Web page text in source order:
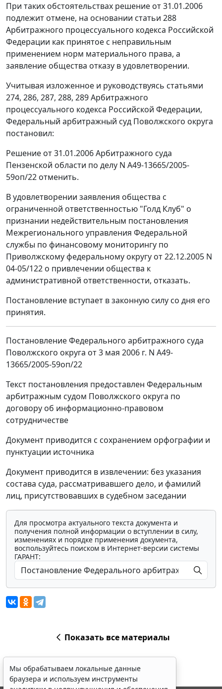
При таких обстоятельствах решение от 31.01.2006
подлежит отмене, на основании статьи 288
Арбитражного процессуального кодекса Российской
Федерации как принятое с неправильным
применением норм материального права, а
заявление общества отказу в удовлетворении.
Учитывая изложенное и руководствуясь статьями
274, 286, 287, 288, 289 Арбитражного
процессуального кодекса Российской Федерации,
Федеральный арбитражный суд Поволжского округа
постановил:
Решение от 31.01.2006 Арбитражного суда
Пензенской области по делу N А49-13665/2005-
59оп/22 отменить.
В удовлетворении заявления общества с
ограниченной ответственностью "Голд Клуб" о
признании недействительным постановления
Межрегионального управления Федеральной
службы по финансовому мониторингу по
Приволжскому федеральному округу от 22.12.2005 N
04-05/122 о привлечении общества к
административной ответственности, отказать.
Постановление вступает в законную силу со дня его
принятия.
Постановление Федерального арбитражного суда
Поволжского округа от 3 мая 2006 г. N А49-
13665/2005-59оп/22
Текст постановления предоставлен Федеральным
арбитражным судом Поволжского округа по
договору об информационно-правовом
сотрудничестве
Документ приводится с сохранением орфографии и
пунктуации источника
Документ приводится в извлечении: без указания
состава суда, рассматривавшего дело, и фамилий
лиц, присутствовавших в судебном заседании
Для просмотра актуального текста документа и
получения полной информации о вступлении в силу,
изменениях и порядке применения документа,
воспользуйтесь поиском в Интернет-версии системы
ГАРАНТ:
Показать все материалы
Мы обрабатываем локальные данные
браузера и используем инструменты